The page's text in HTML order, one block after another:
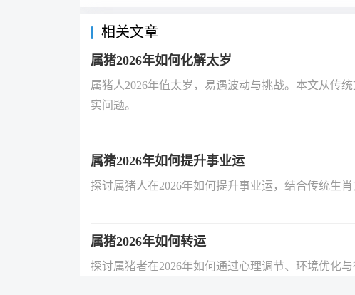
相关文章
属猪2026年如何化解太岁
属猪人2026年值太岁，易遇波动与挑战。本文从传
实问题。
属猪2026年如何提升事业运
探讨属猪人在2026年如何提升事业运，结合传统生
属猪2026年如何转运
探讨属猪者在2026年如何通过心理调节、环境优化